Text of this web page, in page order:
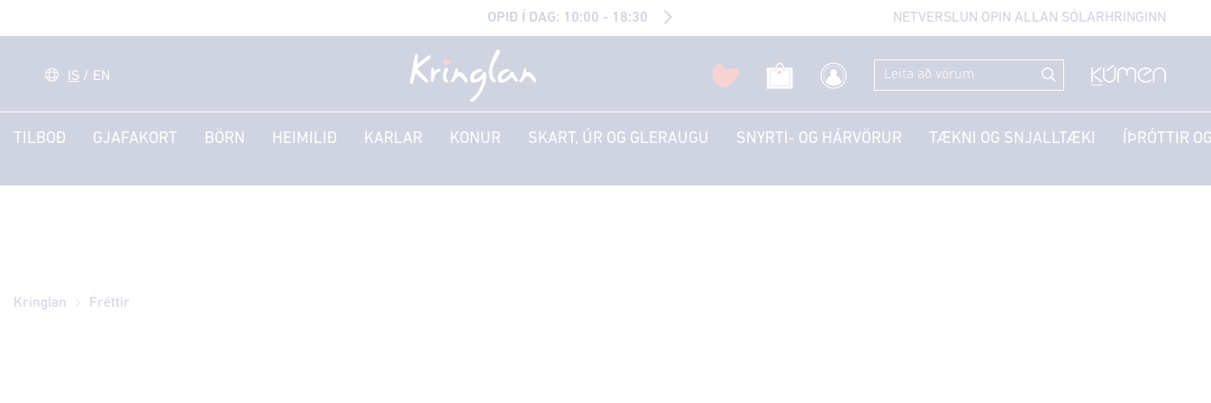
OPIÐ Í DAG: 10:00 - 18:30 NETVERSLUN OPIN ALLAN SÓLARHRINGINN
IS / EN
TILBOÐ GJAFAKORT BÖRN HEIMILIÐ KARLAR KONUR SKART, ÚR OG GLERAUGU SNYRTI- OG HÁRVÖRUR TÆKNI OG SNJALLTÆKI ÍÞRÓTTIR
Kringlan Fréttir